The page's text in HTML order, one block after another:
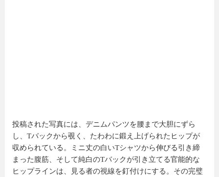
投稿された写真には、デニムパンツを腰まで大胆にずら
し、Tバックから覗く、たわわに鍛え上げられたヒップが
収められている。ミニ丈の白いTシャツから伸びる引き締
まった腹筋、そして純白のTバックが引き立てる官能的な
ヒップラインは、見る者の視線を釘付けにする。その完璧